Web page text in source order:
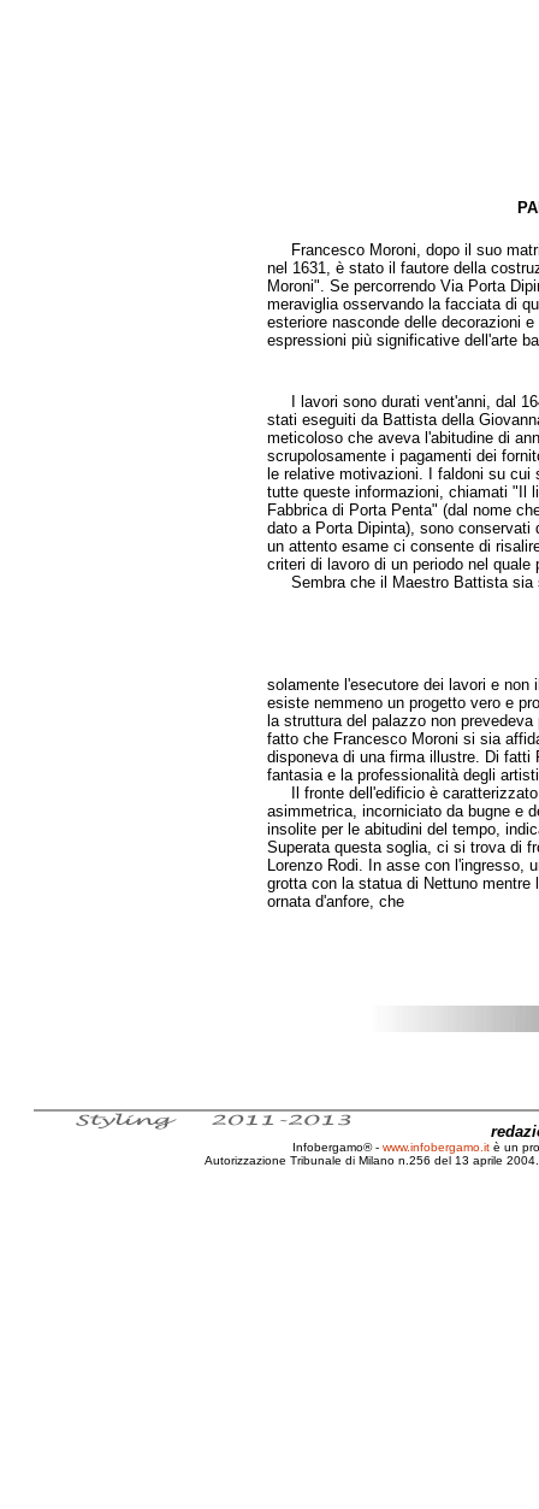
Francesco Moroni, dopo il suo
nel 1631, è stato il fautore della
Moroni". Se percorrendo Via Porta
meraviglia osservando la facciata di
esteriore nasconde delle decorazioni
espressioni più significative dell'arte
I lavori sono durati vent'anni, dal
stati eseguiti da Battista della
meticoloso che aveva l'abitudine di
scrupolosamente i pagamenti dei
le relative motivazioni. I faldoni su cui
tutte queste informazioni, chiamati "Il
Fabbrica di Porta Penta" (dal nome
dato a Porta Dipinta), sono conservati
un attento esame ci consente di
criteri di lavoro di un periodo nel quale
Sembra che il Maestro Battista sia
solamente l'esecutore dei lavori e
esiste nemmeno un progetto vero e
la struttura del palazzo non
fatto che Francesco Moroni si sia
disponeva di una firma illustre. Di fatti
fantasia e la professionalità degli
Il fronte dell'edificio è caratterizzato
asimmetrica, incorniciato da bugne e
insolite per le abitudini del tempo,
Superata questa soglia, ci si trova di
Lorenzo Rodi. In asse con l'ingresso,
grotta con la statua di Nettuno
ornata d'anfore, che
Infobergamo® - www.infobergamo.it è un
Autorizzazione Tribunale di Milano n.256 del 13 aprile